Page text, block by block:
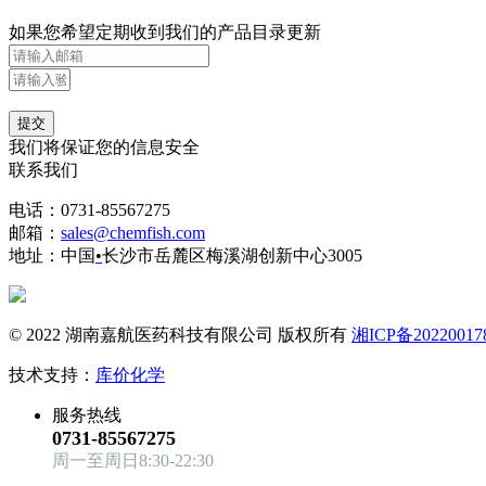
如果您希望定期收到我们的产品目录更新
提交
我们将保证您的信息安全
联系我们
电话：0731-85567275
邮箱： sales@chemfish.com
地址：中国•长沙市岳麓区梅溪湖创新中心3005
© 2022 湖南嘉航医药科技有限公司 版权所有 湘ICP备
技术支持： 库价化学
服务热线
0731-85567275
周一至周日8:30-22:30